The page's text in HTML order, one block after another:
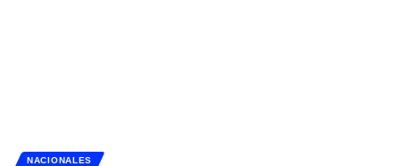
NACIONALES